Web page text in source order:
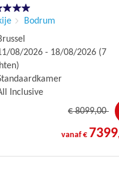
Bodrum
08/2026 - 18/08/2026 (7
Inclusive
€8099,00
vanaf € 7399